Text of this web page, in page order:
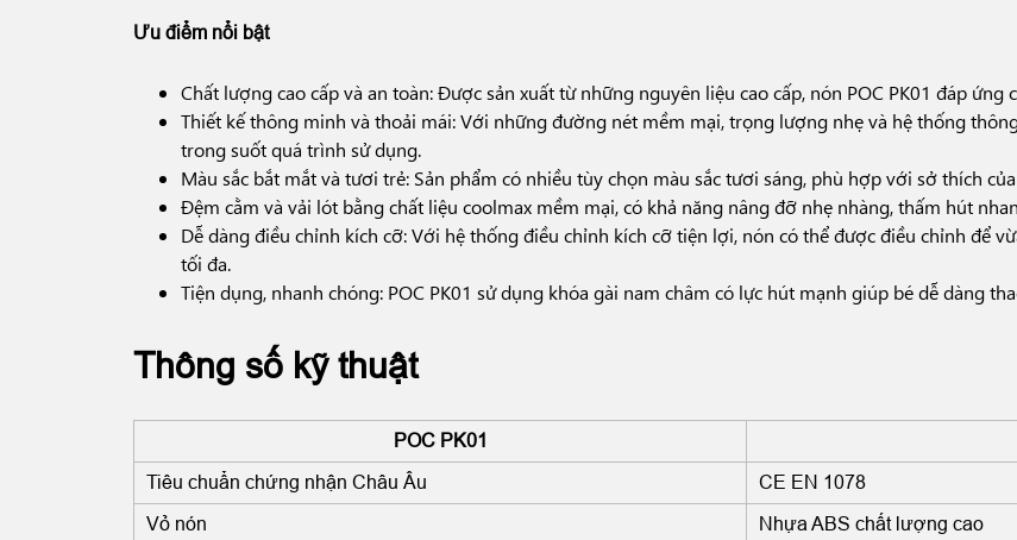
Ưu điểm nổi bật
Chất lượng cao cấp và an toàn: Được sản xuất từ những nguyên liệu cao cấp, nón POC PK01 đáp ứng
Thiết kế thông minh và thoải mái: Với những đường nét mềm mại, trọng lượng nhẹ và hệ thống
trong suốt quá trình sử dụng.
Màu sắc bắt mắt và tươi trẻ: Sản phẩm có nhiều tùy chọn màu sắc tươi sáng, phù hợp với sở thích
Đệm cằm và vải lót bằng chất liệu coolmax mềm mại, có khả năng nâng đỡ nhẹ nhàng, thấm hút
Dễ dàng điều chỉnh kích cỡ: Với hệ thống điều chỉnh kích cỡ tiện lợi, nón có thể được điều chỉnh để
tối đa.
Tiện dụng, nhanh chóng: POC PK01 sử dụng khóa gài nam châm có lực hút mạnh giúp bé dễ dàng
Thông số kỹ thuật
POC PK01
Tiêu chuẩn chứng nhận Châu Âu CE EN 1078
Vỏ nón Nhựa ABS chất lượng cao